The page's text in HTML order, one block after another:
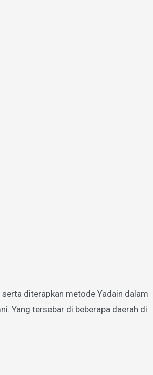
diterapkan metode Yadain dalam
Yang tersebar di beberapa daerah di